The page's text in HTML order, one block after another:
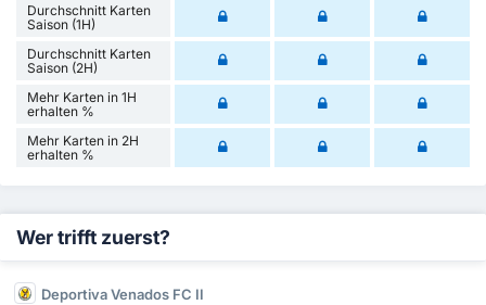
Durchschnitt Karten
Saison (1H)
Durchschnitt Karten
Saison (2H)
Mehr Karten in 1H
erhalten %
Mehr Karten in 2H
erhalten %
Wer trifft zuerst?
Deportiva Venados FC II